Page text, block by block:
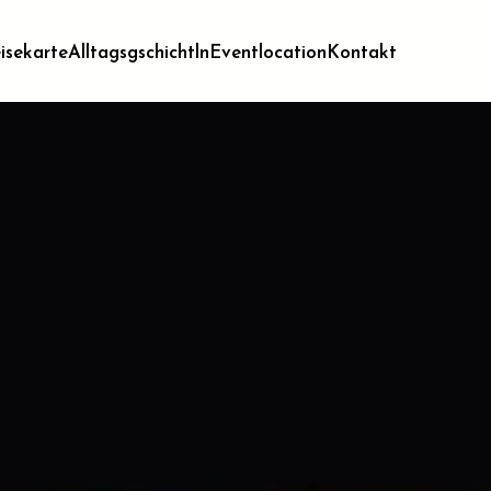
Alltagsgschichtln Eventlocation Kontakt